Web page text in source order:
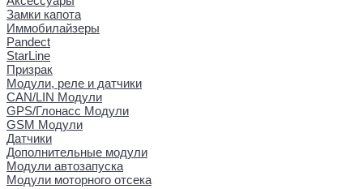
Замки капота
Иммобилайзеры
Pandect
StarLine
Призрак
Модули, реле и датчики
CAN/LIN Модули
GPS/Глонасс Модули
GSM Модули
Датчики
Дополнительные модули
Модули автозапуска
Модули моторного отсека